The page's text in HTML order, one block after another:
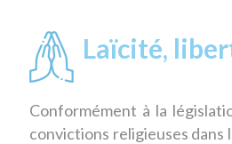
Laïcité,
Conformément à la
convictions religieuses dans